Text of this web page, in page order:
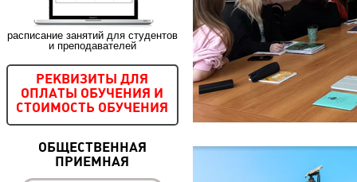
расписание занятий для студентов
и преподавателей
РЕКВИЗИТЫ ДЛЯ
ОПЛАТЫ ОБУЧЕНИЯ И
СТОИМОСТЬ ОБУЧЕНИЯ
ОБЩЕСТВЕННАЯ
ПРИЕМНАЯ